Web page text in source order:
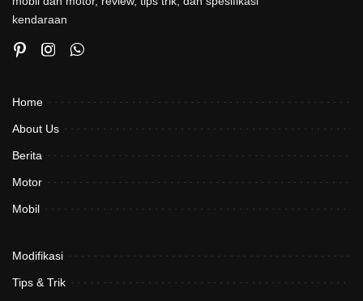
kendaraan
Home
About Us
Berita
Motor
Mobil
Modifikasi
Tips & Trik